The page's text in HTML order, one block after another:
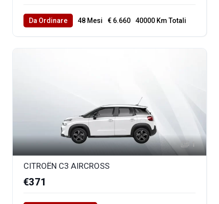
Da Ordinare 48 Mesi € 6.660 40000 Km Totali
1
CITROËN C3 AIRCROSS
€371